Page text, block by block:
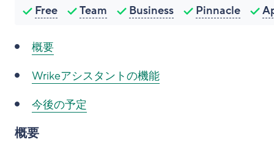
Free Team Business Pinnacle
概要
Wrikeアシスタントの機能
今後の予定
概要